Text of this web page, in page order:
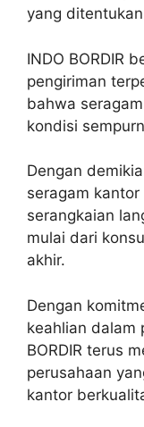
yang
INDO BORDIR
pengiriman
bahwa
kondisi
Dengan
seragam kantor
serangkaian
mulai dari
akhir.
Dengan
keahlian dalam
BORDIR terus
perusahaan
kantor